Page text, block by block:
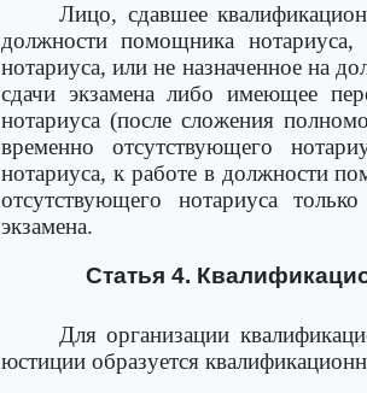
Лицо, сдавшее
должности помощника
нотариуса, или не назначенное на
сдачи экзамена либо имеющее
нотариуса (после сложения
временно отсутствующего
нотариуса, к работе в должности
отсутствующего нотариуса
экзамена.
Статья 4.
Для организации
юстиции образуется